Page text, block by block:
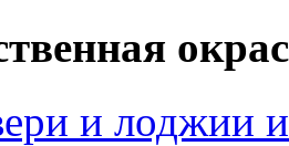
и лоджии